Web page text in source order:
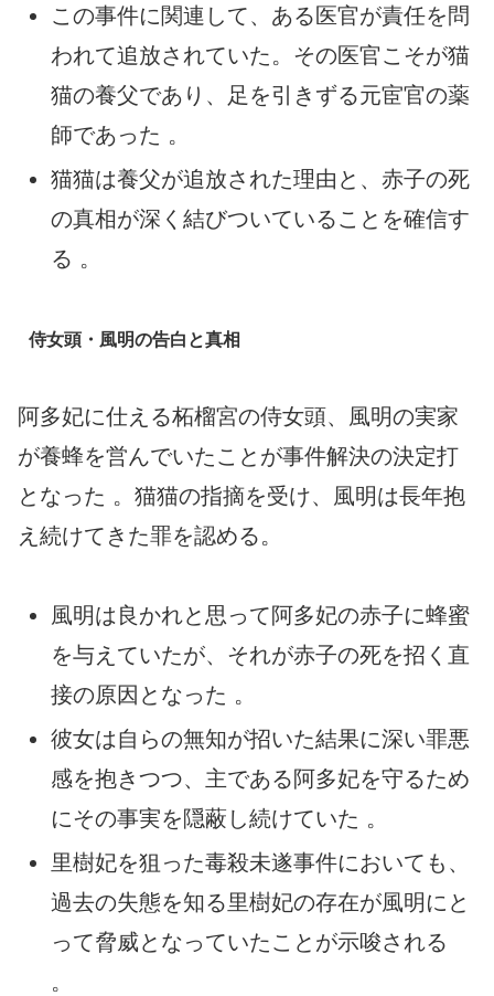
この事件に関連して、ある医官が責任を問
われて追放されていた。その医官こそが猫
猫の養父であり、足を引きずる元宦官の薬
師であった 。
猫猫は養父が追放された理由と、赤子の死
の真相が深く結びついていることを確信す
る 。
侍女頭・風明の告白と真相
阿多妃に仕える柘榴宮の侍女頭、風明の実家
が養蜂を営んでいたことが事件解決の決定打
となった 。猫猫の指摘を受け、風明は長年抱
え続けてきた罪を認める。
風明は良かれと思って阿多妃の赤子に蜂蜜
を与えていたが、それが赤子の死を招く直
接の原因となった 。
彼女は自らの無知が招いた結果に深い罪悪
感を抱きつつ、主である阿多妃を守るため
にその事実を隠蔽し続けていた 。
里樹妃を狙った毒殺未遂事件においても、
過去の失態を知る里樹妃の存在が風明にと
って脅威となっていたことが示唆される
。